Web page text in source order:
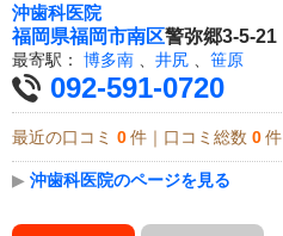
沖歯科医院
福岡県福岡市南区警弥郷3-5-21
最寄駅： 博多南 、 井尻 、 笹原
092-591-0720
最近の口コミ 0 件｜口コミ総数 0 件
▶ 沖歯科医院のページを見る